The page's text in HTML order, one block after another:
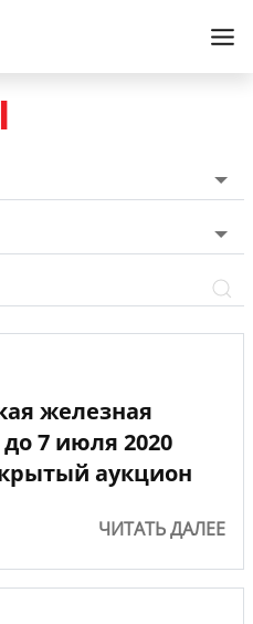
железная
7 июля 2020
аукцион
ЧИТАТЬ ДАЛЕЕ